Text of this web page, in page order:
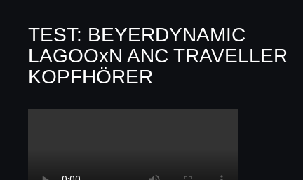
TEST: BEYERDYNAMIC
LAGOOxN ANC TRAVELLER
KOPFHÖRER